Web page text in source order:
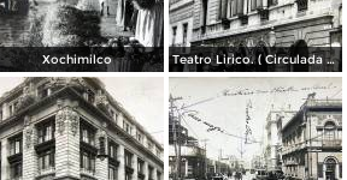
Xochimilco Teatro Lirico. ( Circulada el 1 de Agosto de 1926 ).